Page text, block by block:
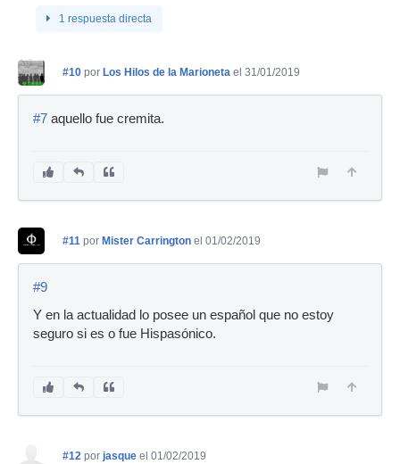
1 respuesta directa
#10 por Los Hilos de la Marioneta el 31/01/2019
#7 aquello fue cremita.
#11 por Mister Carrington el 01/02/2019
#9
Y en la actualidad lo posee un español que no estoy
seguro si es o fue Hispasónico.
#12 por jasque el 01/02/2019